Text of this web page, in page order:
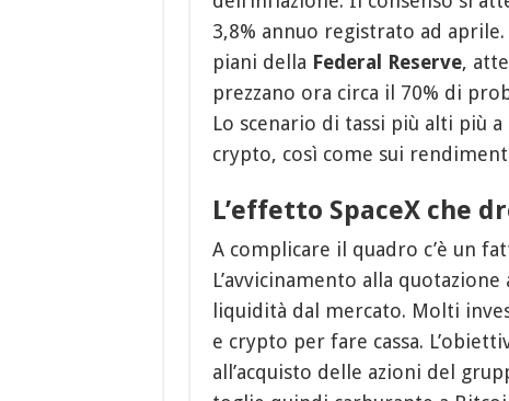
3,8% annuo registrato ad
piani della Federal Reserve,
prezzano ora circa il 70% di
Lo scenario di tassi più alti più
crypto, così come sui
L’effetto SpaceX che
A complicare il quadro c’è un
L’avvicinamento alla quotazione
liquidità dal mercato. Molti
e crypto per fare cassa.
all’acquisto delle azioni del